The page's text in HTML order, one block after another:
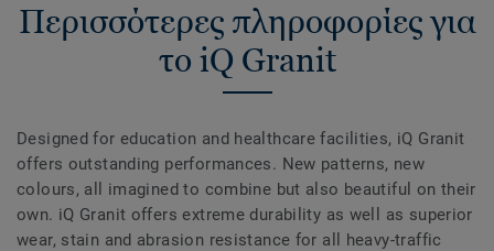
Περισσότερες πληροφορίες για
το iQ Granit
Designed for education and healthcare facilities, iQ Granit
offers outstanding performances. New patterns, new
colours, all imagined to combine but also beautiful on their
own. iQ Granit offers extreme durability as well as superior
wear, stain and abrasion resistance for all heavy-traffic